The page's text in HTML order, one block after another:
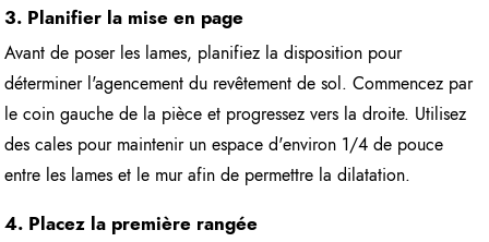
3. Planifier la mise en page
Avant de poser les lames, planifiez la disposition pour
déterminer l'agencement du revêtement de sol. Commencez par
le coin gauche de la pièce et progressez vers la droite. Utilisez
des cales pour maintenir un espace d'environ 1/4 de pouce
entre les lames et le mur afin de permettre la dilatation.
4. Placez la première rangée